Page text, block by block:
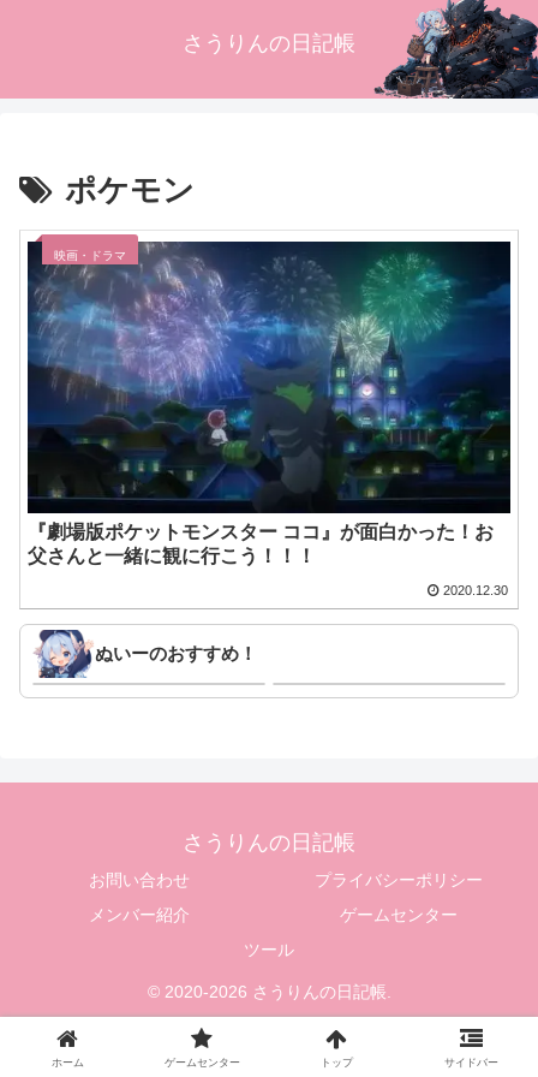
さうりんの日記帳
ポケモン
映画・ドラマ
『劇場版ポケットモンスター ココ』が面白かった！お
父さんと一緒に観に行こう！！！
2020.12.30
ぬいーのおすすめ！
Amazon
ニベアUV ディープ プロテクト & ケア
ジェル 80g SPF50+ / PA++++ 〈 予防
美容(日やけによるシミ・そばかすを防
ぐ)ができる美容ケアUV 〉 : ビューテ
Amazon
ポイカプセルNo.9 ブルマのバイク 約
110mm ABS&PVC製 塗装済み可動フ
さうりんの日記帳
お問い合わせ
プライバシーポリシー
メンバー紹介
ゲームセンター
ツール
© 2020-2026 さうりんの日記帳.
ホーム ゲームセンター トップ サイドバー